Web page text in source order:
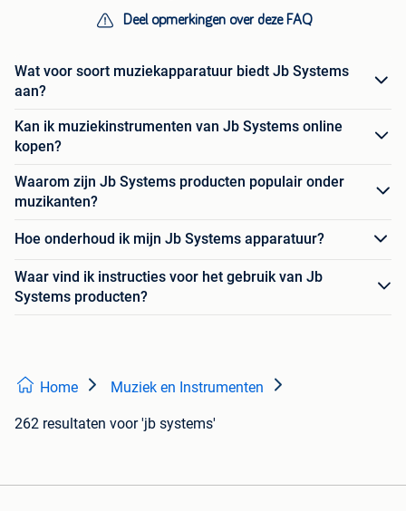
Deel opmerkingen over deze FAQ
Wat voor soort muziekapparatuur biedt Jb Systems
aan?
Kan ik muziekinstrumenten van Jb Systems online
kopen?
Waarom zijn Jb Systems producten populair onder
muzikanten?
Hoe onderhoud ik mijn Jb Systems apparatuur?
Waar vind ik instructies voor het gebruik van Jb
Systems producten?
Home Muziek en Instrumenten
262 resultaten voor 'jb systems'